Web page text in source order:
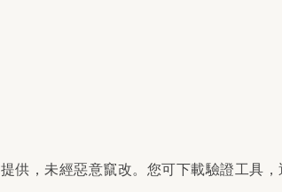
供，未經惡意竄改。您可下載驗證工具